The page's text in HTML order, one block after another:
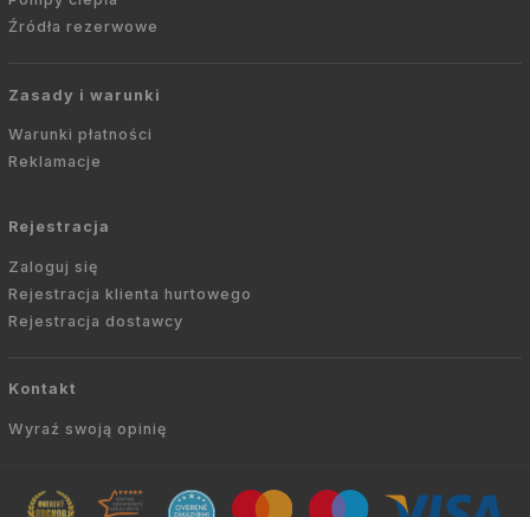
Źródła rezerwowe
Zasady i warunki
Warunki płatności
Reklamacje
Rejestracja
Zaloguj się
Rejestracja klienta hurtowego
Rejestracja dostawcy
Kontakt
Wyraź swoją opinię